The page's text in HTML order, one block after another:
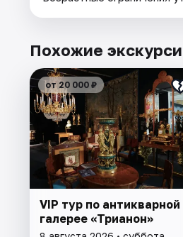
Похожие
от 20 000 ₽
VIP тур по антикварной
галерее «Трианон»